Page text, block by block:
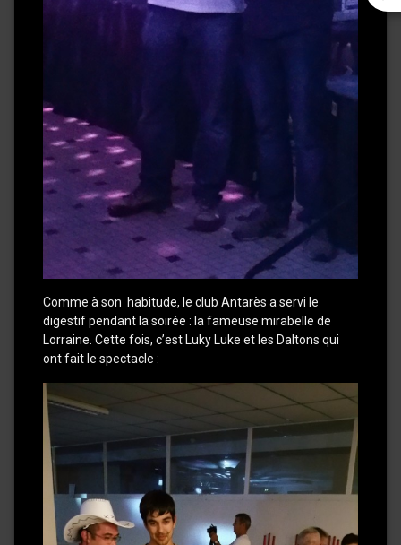
Comme à son habitude, le club Antarès a servi le
digestif pendant la soirée : la fameuse mirabelle de
Lorraine. Cette fois, c’est Luky Luke et les Daltons qui
ont fait le spectacle :